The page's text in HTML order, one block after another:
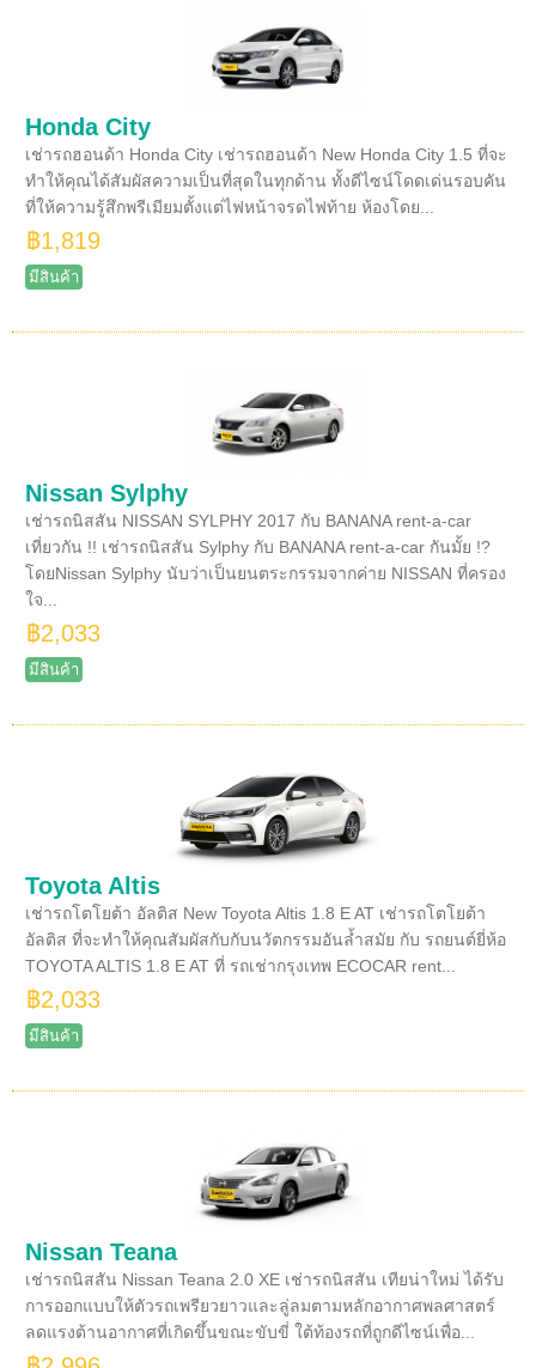
Honda City
เช่ารถฮอนด้า Honda City เช่ารถฮอนด้า New Honda City 1.5 ที่จะ
ทำให้คุณได้สัมผัสความเป็นที่สุดในทุกด้าน ทั้งดีไซน์โดดเด่นรอบคัน
ที่ให้ความรู้สึกพรีเมียมตั้งแต่ไฟหน้าจรดไฟท้าย ห้องโดย...
฿1,819
มีสินค้า
Nissan Sylphy
เช่ารถนิสสัน NISSAN SYLPHY 2017 กับ BANANA rent-a-car
เที่ยวกัน !! เช่ารถนิสสัน Sylphy กับ BANANA rent-a-car กันมั้ย !?
โดยNissan Sylphy นับว่าเป็นยนตระกรรมจากค่าย NISSAN ที่ครอง
ใจ...
฿2,033
มีสินค้า
Toyota Altis
เช่ารถโตโยต้า อัลติส New Toyota Altis 1.8 E AT เช่ารถโตโยต้า
อัลติส ที่จะทำให้คุณสัมผัสกับกับนวัตกรรมอันล้ำสมัย กับ รถยนต์ยี่ห้อ
TOYOTA ALTIS 1.8 E AT ที่ รถเช่ากรุงเทพ ECOCAR rent...
฿2,033
มีสินค้า
Nissan Teana
เช่ารถนิสสัน Nissan Teana 2.0 XE เช่ารถนิสสัน เทียน่าใหม่ ได้รับ
การออกแบบให้ตัวรถเพรียวยาวและลู่ลมตามหลักอากาศพลศาสตร์
ลดแรงต้านอากาศที่เกิดขึ้นขณะขับขี่ ใต้ท้องรถที่ถูกดีไซน์เพื่อ...